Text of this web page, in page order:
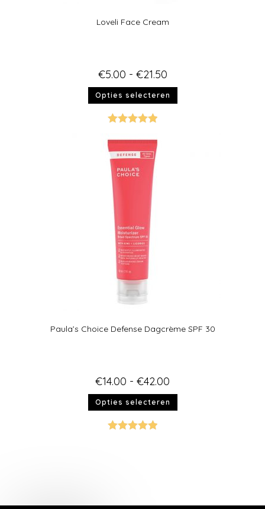
Loveli Face Cream
€5.00 - €21.50
Opties selecteren
d 5.00uit 5
Paula’s Choice Defense Dagcrème SPF 30
€14.00 - €42.00
Opties selecteren